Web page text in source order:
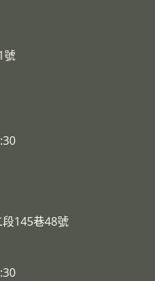
號
145巷48號